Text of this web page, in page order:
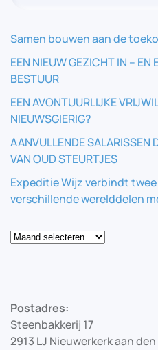
Samen bouwen aan de
EEN NIEUW GEZICHT IN – EN
BESTUUR
EEN AVONTUURLIJKE
NIEUWSGIERIG?
AANVULLENDE SALARISSEN
VAN OUD STEURTJES
Expeditie Wijz verbindt
verschillende werelddelen
Blog
Postadres:
Steenbakkerij 17
2913 LJ Nieuwerkerk aan den